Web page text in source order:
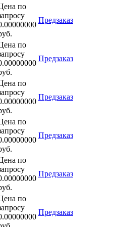
по
Предзаказ
по
Предзаказ
по
Предзаказ
по
Предзаказ
по
Предзаказ
по
Предзаказ